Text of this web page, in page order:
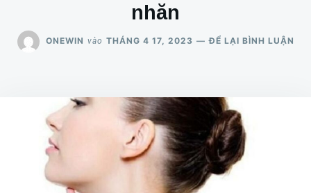
nhăn
ONEWIN vào THÁNG 4 17, 2023 ĐỂ LẠI BÌNH LUẬN